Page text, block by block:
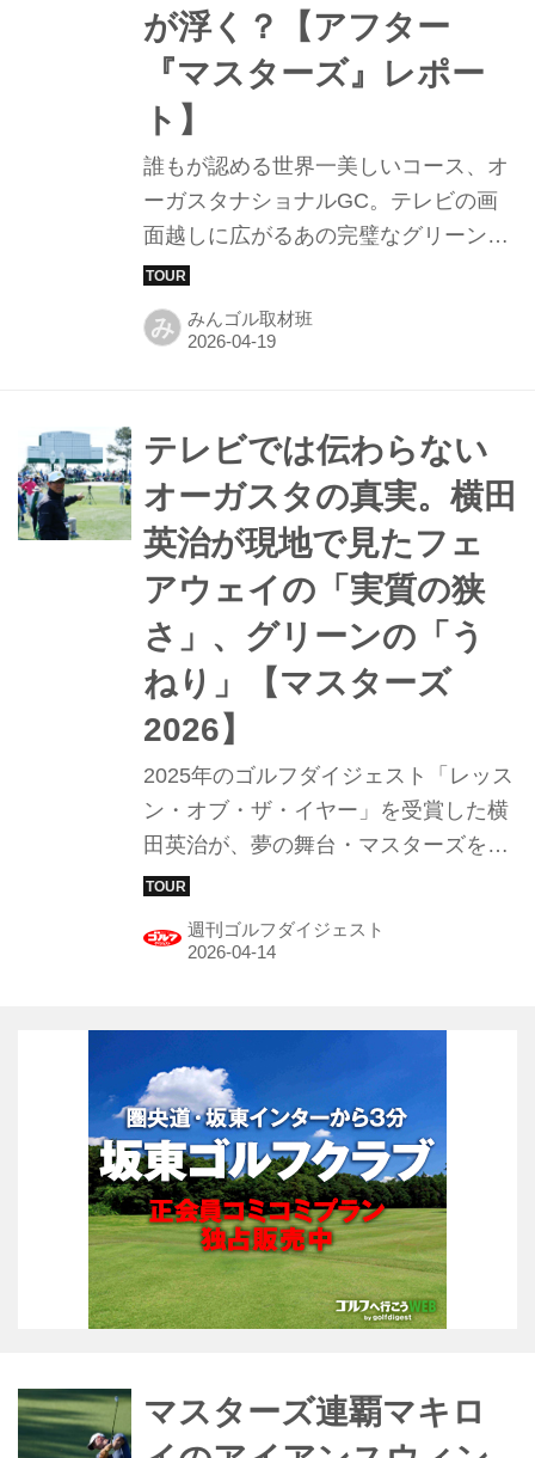
ら。
が浮く？【アフター
『マスターズ』レポー
ト】
誰もが認める世界一美しいコース、オ
ーガスタナショナルGC。テレビの画
面越しに広がるあの完璧なグリーンの
絨毯は、ゴルファーなら一度は歩いて
みたいと願う聖地だ。その美しさの根
底を支えているのが、徹底的に管理さ
に、オーガスタの芝事情をマニアック
に考察した。
み みんゴル取材班
テレビでは伝わらない
オーガスタの真実。横田
英治が現地で見たフェ
アウェイの「実質の狭
さ」、グリーンの「う
ねり」【マスターズ
2026】
2025年のゴルフダイジェスト「レッス
ン・オブ・ザ・イヤー」を受賞した横
田英治が、夢の舞台・マスターズを徹
底レポート！ 「世界一のマスターズマ
って乗り込んだ聖地オーガスタ。しか
ジェスト4月28日号に掲載されている
内容の一部を、「みんゴル」でもお届
け。
週刊ゴルフダイジェスト
マスターズ連覇マキロ